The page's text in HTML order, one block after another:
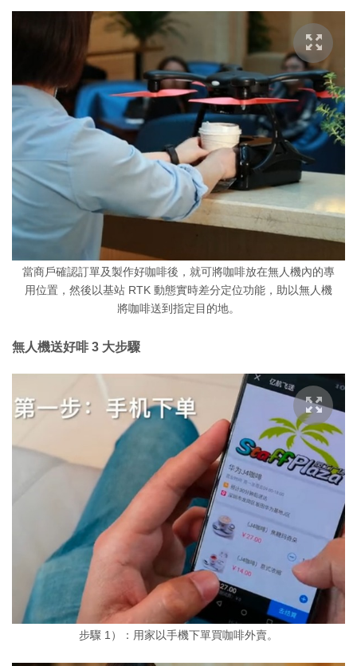
當商戶確認訂單及製作好咖啡後，就可將咖啡放在無人機內的專
用位置，然後以基站 RTK 動態實時差分定位功能，助以無人機
將咖啡送到指定目的地。
無人機送好啡 3 大步驟
步驟 1）：用家以手機下單買咖啡外賣。